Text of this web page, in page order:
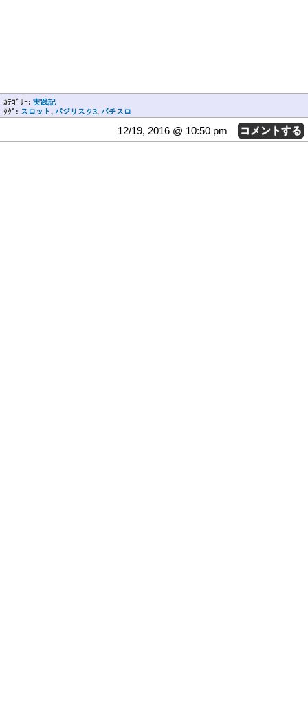
ｶﾃｺﾞﾘｰ: 実践記
ﾀｸﾞ: スロット, バジリスク3, パチスロ
12/19, 2016 @ 10:50 pm コメントする